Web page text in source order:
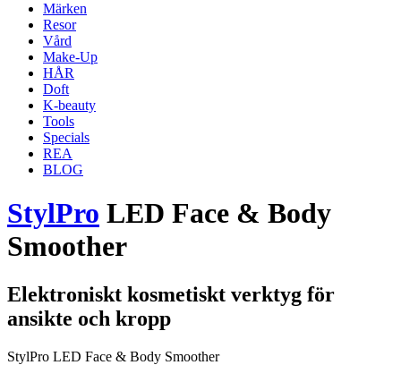
Märken
Resor
Vård
Make-Up
HÅR
Doft
K-beauty
Tools
Specials
REA
BLOG
StylPro LED Face & Body
Smoother
Elektroniskt kosmetiskt verktyg för
ansikte och kropp
StylPro LED Face & Body Smoother